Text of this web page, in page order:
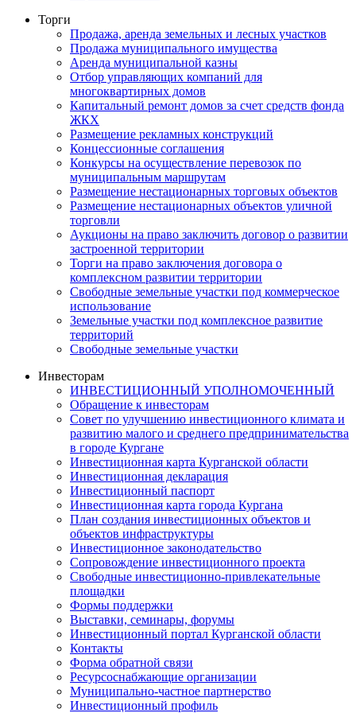
Торги
Продажа, аренда земельных и лесных участков
Продажа муниципального имущества
Аренда муниципальной казны
Отбор управляющих компаний для
многоквартирных домов
Капитальный ремонт домов за счет средств фонда
ЖКХ
Размещение рекламных конструкций
Концессионные соглашения
Конкурсы на осуществление перевозок по
муниципальным маршрутам
Размещение нестационарных торговых объектов
Размещение нестационарных объектов уличной
торговли
Аукционы на право заключить договор о развитии
застроенной территории
Торги на право заключения договора о
комплексном развитии территории
Свободные земельные участки под коммерческое
использование
Земельные участки под комплексное развитие
территорий
Свободные земельные участки
Инвесторам
ИНВЕСТИЦИОННЫЙ УПОЛНОМОЧЕННЫЙ
Обращение к инвесторам
Совет по улучшению инвестиционного климата и
развитию малого и среднего предпринимательства
в городе Кургане
Инвестиционная карта Курганской области
Инвестиционная декларация
Инвестиционный паспорт
Инвестиционная карта города Кургана
План создания инвестиционных объектов и
объектов инфраструктуры
Инвестиционное законодательство
Сопровождение инвестиционного проекта
Свободные инвестиционно-привлекательные
площадки
Формы поддержки
Выставки, семинары, форумы
Инвестиционный портал Курганской области
Контакты
Форма обратной связи
Ресурсоснабжающие организации
Муниципально-частное партнерство
Инвестиционный профиль